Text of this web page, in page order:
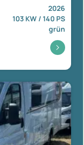
2026
103 KW / 140 PS
grün